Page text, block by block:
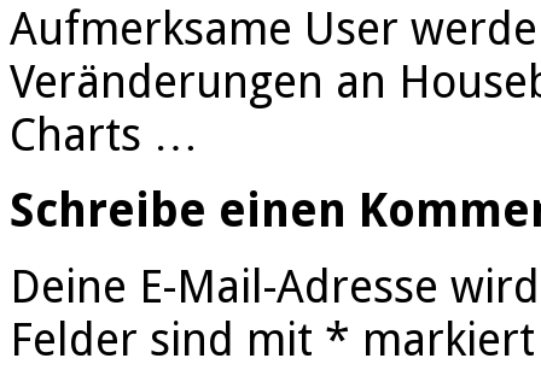
Aufmerksame User
Veränderungen an
Charts …
Schreibe einen
Deine E-Mail-Adresse
Felder sind mit * markiert